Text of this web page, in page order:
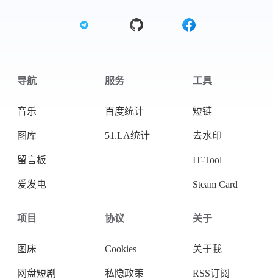
导航
音乐
图库
留言板
爱发电
服务
百度统计
51.LA统计
工具
短链
去水印
IT-Tool
Steam Card
项目
图床
网盘短剧
协议
Cookies
私隐政策
关于
关于我
RSS订阅